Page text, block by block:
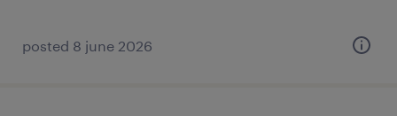
posted 8 june 2026